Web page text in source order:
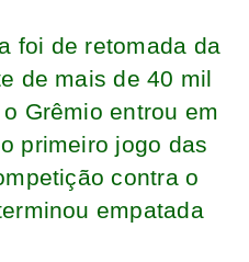
foi de retomada da
de mais de 40 mil
Grêmio entrou em
primeiro jogo das
contra o
empatada